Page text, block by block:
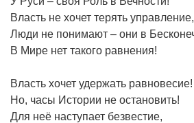
Власть не хочет терять управление,
Люди не понимают – они в
В Мире нет такого равнения!
Власть хочет удержать равновесие!
Но, часы Истории не остановить!
Для неё наступает безвестие,